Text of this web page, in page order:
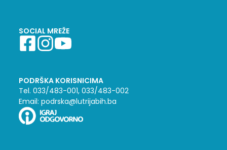
SOCIAL MREŽE
PODRŠKA KORISNICIMA
Tel. 033/483-001, 033/483-002
Email: podrska@lutrijabih.ba